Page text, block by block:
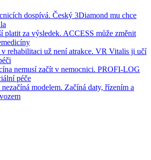
dospívá. Český 3Diamond mu chce
platit za výsledek. ACCESS může změnit
rehabilitaci už není atrakce. VR Vitalis ji učí
nemusí začít v nemocnici. PROFI-LOG
péče
modelem. Začíná daty, řízením a